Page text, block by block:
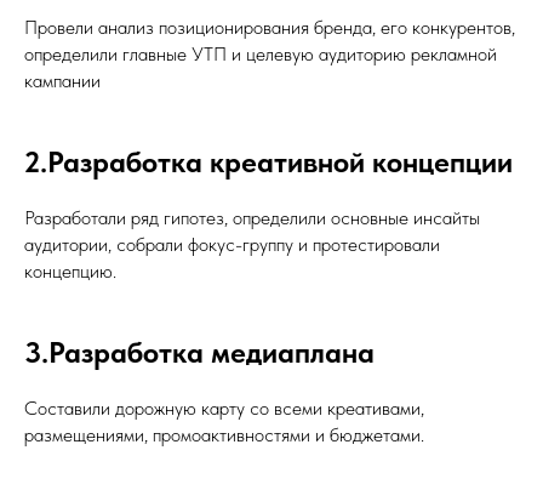
Провели анализ позиционирования бренда, его конкурентов,
определили главные УТП и целевую аудиторию рекламной
кампании
2.Разработка креативной концепции
Разработали ряд гипотез, определили основные инсайты
аудитории, собрали фокус-группу и протестировали
концепцию.
3.Разработка медиаплана
Составили дорожную карту со всеми креативами,
размещениями, промоактивностями и бюджетами.